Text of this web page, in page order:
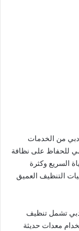
من الخدمات
للحفاظ على نظافة
السريع وكثرة
التنظيف العميق
تشمل تنظيف
معدات حديثة